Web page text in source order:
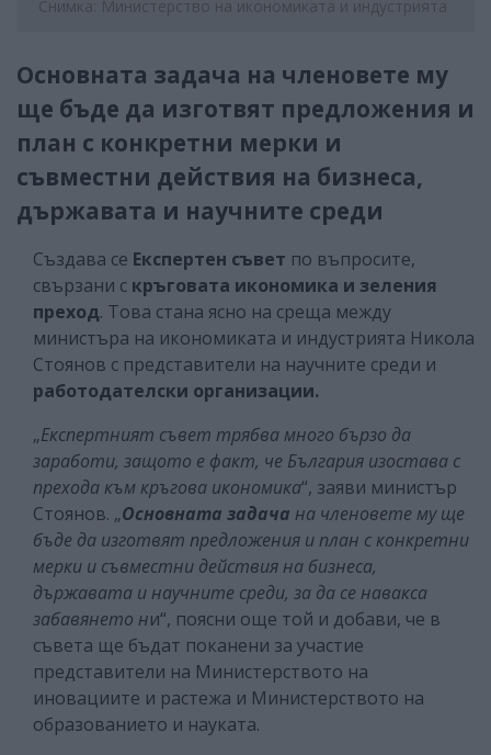
Снимка: Министерство на икономиката и индустрията
Основната задача на членовете му
ще бъде да изготвят предложения и
план с конкретни мерки и
съвместни действия на бизнеса,
държавата и научните среди
Създава се Експертен съвет по въпросите,
свързани с кръговата икономика и зеления
преход. Това стана ясно на среща между
министъра на икономиката и индустрията Никола
Стоянов с представители на научните среди и
работодателски организации.
„Експертният съвет трябва много бързо да
заработи, защото е факт, че България изостава с
прехода към кръгова икономика“, заяви министър
Стоянов. „Основната задача на членовете му ще
бъде да изготвят предложения и план с конкретни
мерки и съвместни действия на бизнеса,
държавата и научните среди, за да се навакса
забавянето ни“, поясни още той и добави, че в
съвета ще бъдат поканени за участие
представители на Министерството на
иновациите и растежа и Министерството на
образованието и науката.